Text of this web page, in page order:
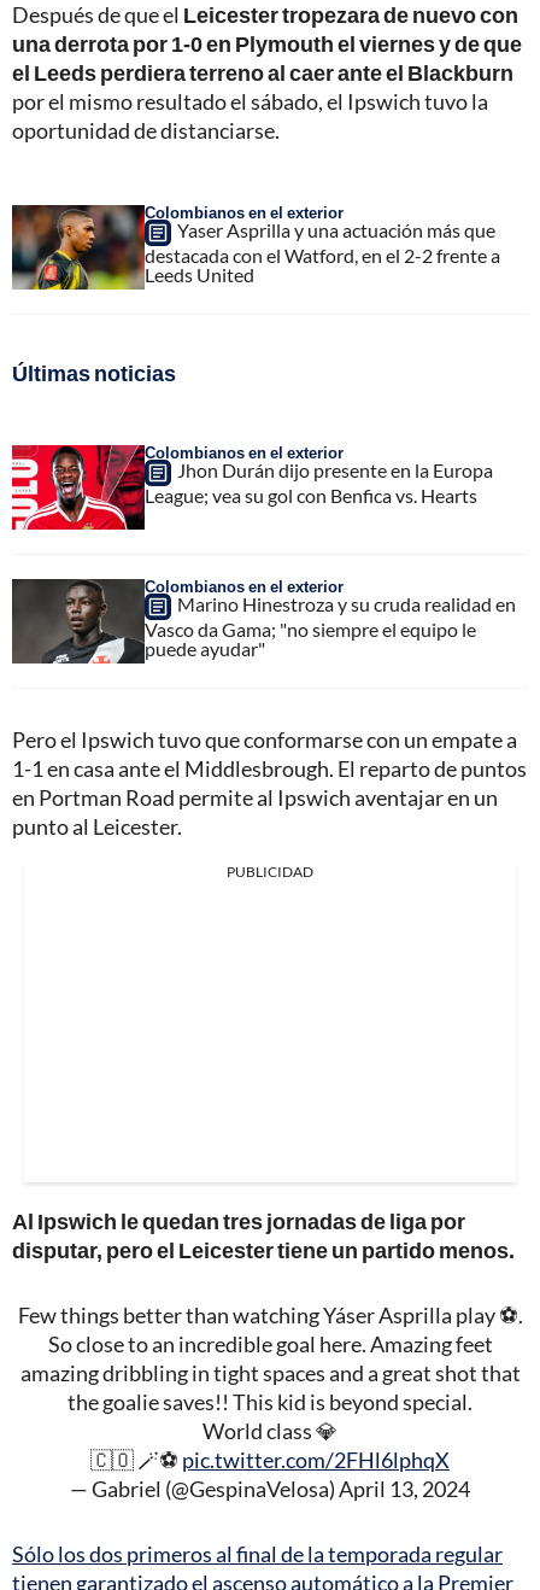
Después de que el Leicester tropezara de nuevo con
una derrota por 1-0 en Plymouth el viernes y de que
el Leeds perdiera terreno al caer ante el Blackburn
por el mismo resultado el sábado, el Ipswich tuvo la
oportunidad de distanciarse.
Colombianos en el exterior
Yaser Asprilla y una actuación más que
destacada con el Watford, en el 2-2 frente a
Leeds United
Últimas noticias
Colombianos en el exterior
Jhon Durán dijo presente en la Europa
League; vea su gol con Benfica vs. Hearts
Colombianos en el exterior
Marino Hinestroza y su cruda realidad en
Vasco da Gama; "no siempre el equipo le
puede ayudar"
Pero el Ipswich tuvo que conformarse con un empate a
1-1 en casa ante el Middlesbrough. El reparto de puntos
en Portman Road permite al Ipswich aventajar en un
punto al Leicester.
PUBLICIDAD
Al Ipswich le quedan tres jornadas de liga por
disputar, pero el Leicester tiene un partido menos.
Few things better than watching Yáser Asprilla play ⚽️.
So close to an incredible goal here. Amazing feet
amazing dribbling in tight spaces and a great shot that
the goalie saves!! This kid is beyond special.
World class 💎
🇨🇴 🪄⚽️ pic.twitter.com/2FHl6lphqX
— Gabriel (@GespinaVelosa)April 13, 2024
Sólo los dos primeros al final de la temporada regular
tienen garantizado el ascenso automático a la Premier